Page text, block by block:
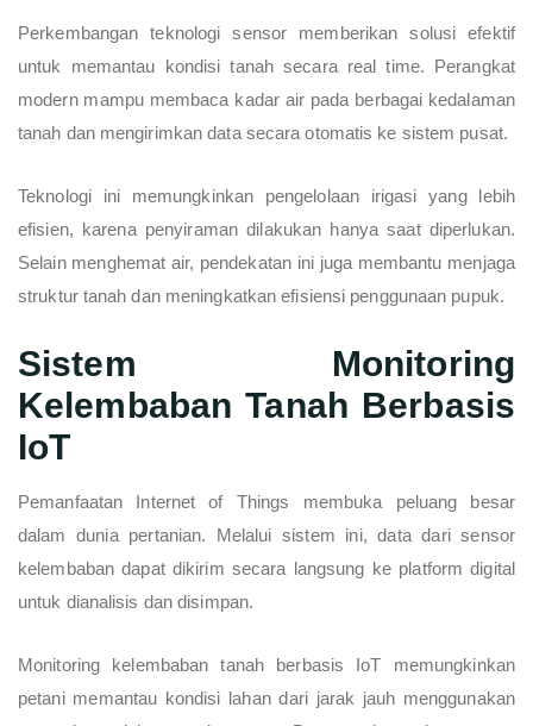
Perkembangan teknologi sensor memberikan solusi efektif
untuk memantau kondisi tanah secara real time. Perangkat
modern mampu membaca kadar air pada berbagai kedalaman
tanah dan mengirimkan data secara otomatis ke sistem pusat.
Teknologi ini memungkinkan pengelolaan irigasi yang lebih
efisien, karena penyiraman dilakukan hanya saat diperlukan.
Selain menghemat air, pendekatan ini juga membantu menjaga
struktur tanah dan meningkatkan efisiensi penggunaan pupuk.
Sistem Monitoring
Kelembaban Tanah Berbasis
IoT
Pemanfaatan Internet of Things membuka peluang besar
dalam dunia pertanian. Melalui sistem ini, data dari sensor
kelembaban dapat dikirim secara langsung ke platform digital
untuk dianalisis dan disimpan.
Monitoring kelembaban tanah berbasis IoT memungkinkan
petani memantau kondisi lahan dari jarak jauh menggunakan